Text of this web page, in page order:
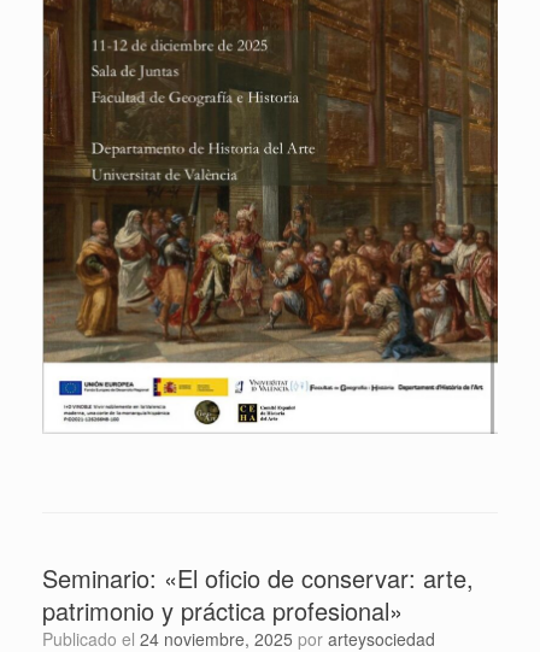
Seminario: «El oficio de conservar: arte,
patrimonio y práctica profesional»
Publicado el 24 noviembre, 2025 por arteysociedad